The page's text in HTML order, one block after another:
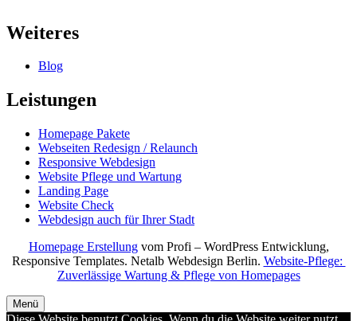
Weiteres
Blog
Leistungen
Homepage Pakete
Webseiten Redesign / Relaunch
Responsive Webdesign
Website Pflege und Wartung
Landing Page
Website Check
Webdesign auch für Ihrer Stadt
Homepage Erstellungvom Profi – WordPress Entwicklung,
Responsive Templates. Netalb Webdesign Berlin. Website-Pflege:
Zuverlässige Wartung & Pflege von Homepages
Menü